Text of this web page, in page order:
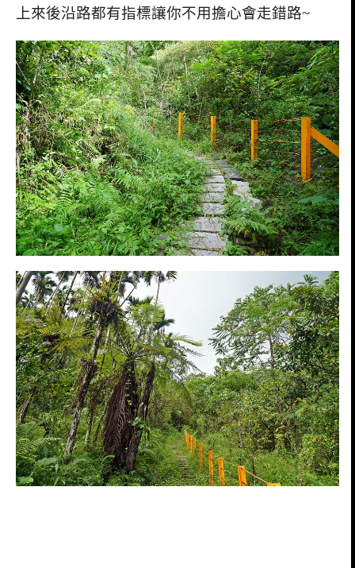
上來後沿路都有指標讓你不用擔心會走錯路~